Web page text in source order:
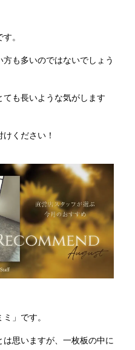
。
も多いのではないでしょう
も長いような気がします
ください！
」です。
思いますが、一枚板の中に